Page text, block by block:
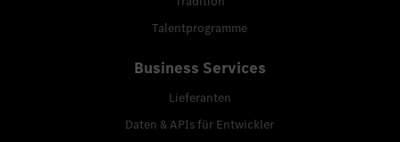
Talentprogramme
Business Services
Lieferanten
Daten & APIs für Entwickler